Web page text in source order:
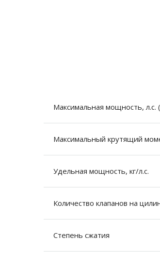
Максимальная мощность, л.с.
Максимальный крутящий
Удельная мощность, кг/л.с.
Количество клапанов на
Степень сжатия